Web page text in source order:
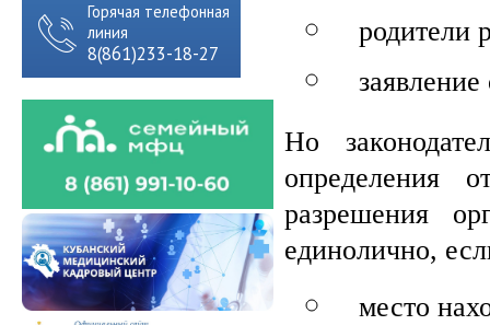
Горячая телефонная
линия
8(861)233-18-27
родители
Но
определения
разрешения
единолично,
место